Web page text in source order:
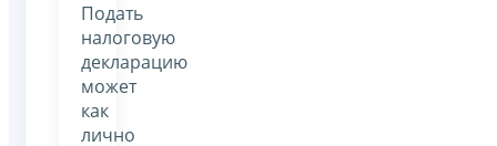
Подать
налоговую
декларацию
может
как
лично